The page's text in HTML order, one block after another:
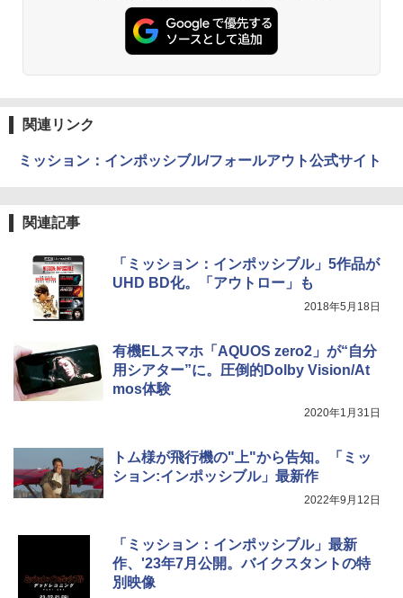
関連リンク
ミッション：インポッシブル/フォールアウト公式サイト
関連記事
「ミッション：インポッシブル」5作品が
UHD BD化。「アウトロー」も
2018年5月18日
有機ELスマホ「AQUOS zero2」が“自分
用シアター”に。圧倒的Dolby Vision/At
mos体験
2020年1月31日
トム様が飛行機の"上"から告知。「ミッ
ション:インポッシブル」最新作
2022年9月12日
「ミッション：インポッシブル」最新
作、'23年7月公開。バイクスタントの特
別映像